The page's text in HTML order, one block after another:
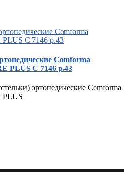
Comforma
PLUS С 7146 р.43
ортопедические Comforma
PLUS